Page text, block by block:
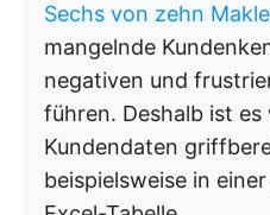
Sechs von zehn
mangelnde
negativen und
führen. Deshalb ist
Kundendaten
beispielsweise in